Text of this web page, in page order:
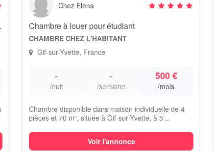
ULIS.
Chez Elena
Chambre à louer pour étudiant
CHAMBRE CHEZ L'HABITANT
Gif-sur-Yvette, France
-
/nuit
-
/semaine
500 €
/mois
Chambre disponible dans maison individuelle de 4
pièces et 70 m², située à Gif-sur-Yvette, à 5'...
Voir l'annonce